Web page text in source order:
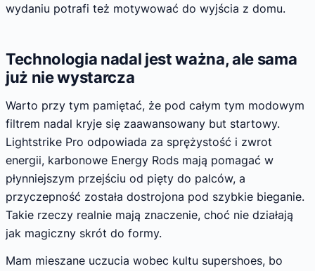
wydaniu potrafi też motywować do wyjścia z domu.
Technologia nadal jest ważna, ale sama
już nie wystarcza
Warto przy tym pamiętać, że pod całym tym modowym
filtrem nadal kryje się zaawansowany but startowy.
Lightstrike Pro odpowiada za sprężystość i zwrot
energii, karbonowe Energy Rods mają pomagać w
płynniejszym przejściu od pięty do palców, a
przyczepność została dostrojona pod szybkie bieganie.
Takie rzeczy realnie mają znaczenie, choć nie działają
jak magiczny skrót do formy.
Mam mieszane uczucia wobec kultu supershoes, bo